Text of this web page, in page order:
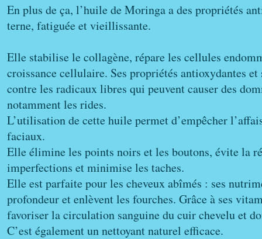
En plus de ça, l’huile de Moringa a des propriétés
terne, fatiguée et vieillissante.
Elle stabilise le collagène, répare les cellules
croissance cellulaire. Ses propriétés antioxydantes
contre les radicaux libres qui peuvent causer des
notamment les rides.
L’utilisation de cette huile permet d’empêcher
faciaux.
Elle élimine les points noirs et les boutons, évite la
imperfections et minimise les taches.
Elle est parfaite pour les cheveux abîmés : ses
profondeur et enlèvent les fourches. Grâce à ses
favoriser la circulation sanguine du cuir chevelu et
C’est également un nettoyant naturel efficace.